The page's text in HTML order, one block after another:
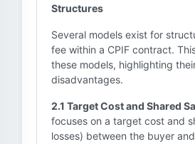
Structures
Several models exist for
fee within a CPIF contract.
these models, highlighting
disadvantages.
2.1 Target Cost and Shared
focuses on a target cost and
losses) between the buyer